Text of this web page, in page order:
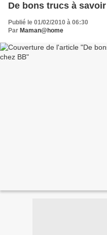
De bons trucs à
Publié le 01/02/2010 à 06:30
Par Maman@home